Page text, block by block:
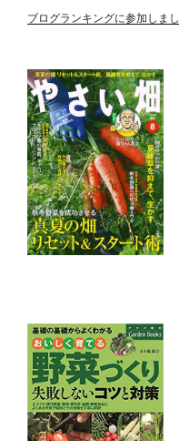
ブログランキングに参加しま